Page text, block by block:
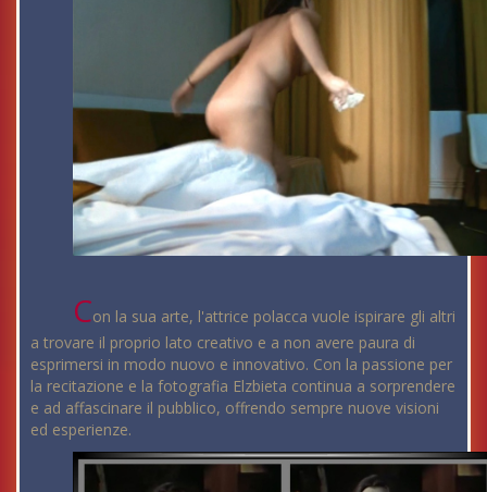
Con la sua arte, l'attrice polacca vuole ispirare gli altri
a trovare il proprio lato creativo e a non avere paura di
esprimersi in modo nuovo e innovativo. Con la passione per
la recitazione e la fotografia Elzbieta continua a sorprendere
e ad affascinare il pubblico, offrendo sempre nuove visioni
ed esperienze.